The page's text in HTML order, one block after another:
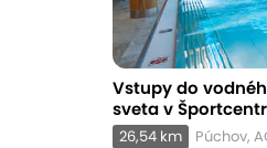
Vstupy do
sveta v
26,54 km Púchov,